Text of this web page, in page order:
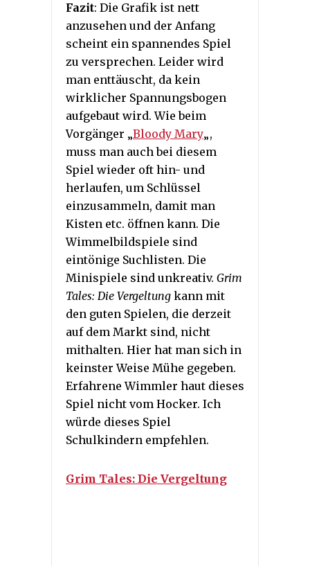
Fazit: Die Grafik ist nett
anzusehen und der Anfang
scheint ein spannendes Spiel
zu versprechen. Leider wird
man enttäuscht, da kein
wirklicher Spannungsbogen
aufgebaut wird. Wie beim
Vorgänger „Bloody Mary„,
muss man auch bei diesem
Spiel wieder oft hin- und
herlaufen, um Schlüssel
einzusammeln, damit man
Kisten etc. öffnen kann. Die
Wimmelbildspiele sind
eintönige Suchlisten. Die
Minispiele sind unkreativ. Grim
Tales: Die Vergeltung kann mit
den guten Spielen, die derzeit
auf dem Markt sind, nicht
mithalten. Hier hat man sich in
keinster Weise Mühe gegeben.
Erfahrene Wimmler haut dieses
Spiel nicht vom Hocker. Ich
würde dieses Spiel
Schulkindern empfehlen.
Grim Tales: Die Vergeltung